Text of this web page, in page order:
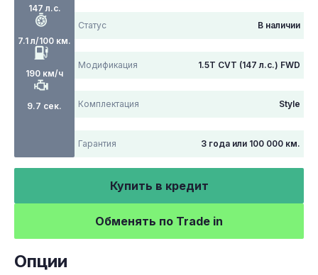
147 л.с.
7.1 л/100 км.
190 км/ч
9.7 сек.
Статус В наличии
Модификация 1.5T CVT (147 л.с.) FWD
Комплектация Style
Гарантия 3 года или 100 000 км.
Купить в кредит
Обменять по Trade in
Опции